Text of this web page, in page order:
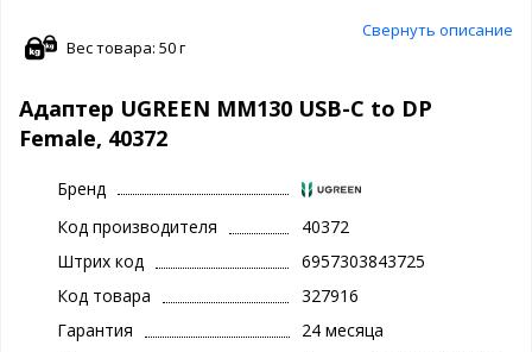
Свернуть описание
Вес товара: 50 г
Адаптер UGREEN MM130 USB-C to DP
Female, 40372
Бренд
Код производителя
40372
Штрих код
6957303843725
Код товара
327916
Гарантия
24 месяца